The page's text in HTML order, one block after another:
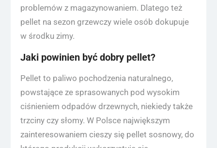
problemów z magazynowaniem. Dlatego też
pellet na sezon grzewczy wiele osób dokupuje
w środku zimy.
Jaki powinien być dobry pellet?
Pellet to paliwo pochodzenia naturalnego,
powstające ze sprasowanych pod wysokim
ciśnieniem odpadów drzewnych, niekiedy także
trzciny czy słomy. W Polsce największym
zainteresowaniem cieszy się pellet sosnowy, do